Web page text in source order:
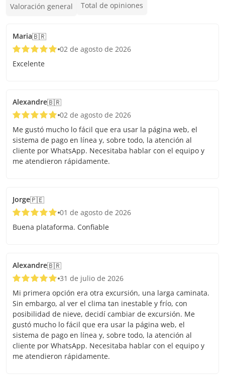
Valoración general Total de opiniones
Maria🇧🇷
02 de agosto de 2026
Excelente
Alexandre🇧🇷
02 de agosto de 2026
Me gustó mucho lo fácil que era usar la página web, el
sistema de pago en línea y, sobre todo, la atención al
cliente por WhatsApp. Necesitaba hablar con el equipo y
me atendieron rápidamente.
Jorge🇵🇪
01 de agosto de 2026
Buena plataforma. Confiable
Alexandre🇧🇷
31 de julio de 2026
Mi primera opción era otra excursión, una larga caminata.
Sin embargo, al ver el clima tan inestable y frío, con
posibilidad de nieve, decidí cambiar de excursión. Me
gustó mucho lo fácil que era usar la página web, el
sistema de pago en línea y, sobre todo, la atención al
cliente por WhatsApp. Necesitaba hablar con el equipo y
me atendieron rápidamente.